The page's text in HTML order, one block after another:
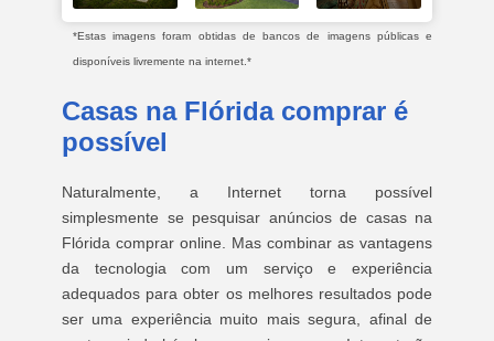
*Estas imagens foram obtidas de bancos de imagens públicas e
disponíveis livremente na internet.*
Casas na Flórida comprar é
possível
Naturalmente, a Internet torna possível
simplesmente se pesquisar anúncios de casas na
Flórida comprar online. Mas combinar as vantagens
da tecnologia com um serviço e experiência
adequados para obter os melhores resultados pode
ser uma experiência muito mais segura, afinal de